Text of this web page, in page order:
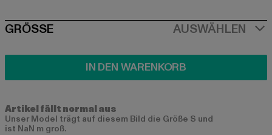
SIZE
GRÖSSE AUSWÄHLEN
IN DEN WARENKORB
Artikel fällt normal aus
Unser Model trägt auf diesem Bild die Größe S und
ist NaN m groß.